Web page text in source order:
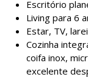
Escritório
Living para 6
Estar, TV,
Cozinha
coifa inox,
excelente